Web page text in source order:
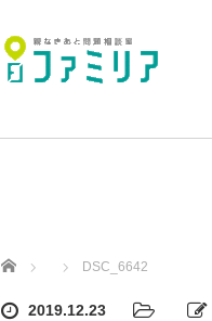
ホーム DSC_6642
2019.12.23